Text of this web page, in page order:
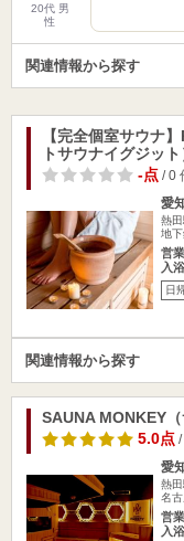
20代 男
性
関連情報から探す
【完全個室サウナ
トサウナイグジット
-点/ 0
愛
熱
地
営
入
日
関連情報から探す
SAUNA MONKEY（
5.0点/
愛
熱
名
営
入